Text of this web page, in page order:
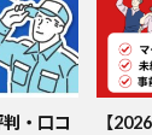
・口コ
【